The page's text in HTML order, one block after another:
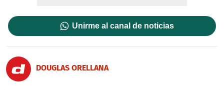
Unirme al canal de noticias
DOUGLAS ORELLANA